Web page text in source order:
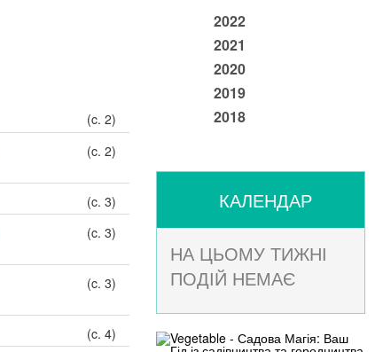
(c. 2)
(c. 2)
(c. 3)
(c. 3)
(c. 3)
(c. 4)
2022
2021
2020
2019
2018
КАЛЕНДАР
НА ЦЬОМУ ТИЖНІ
ПОДІЙ НЕМАЄ